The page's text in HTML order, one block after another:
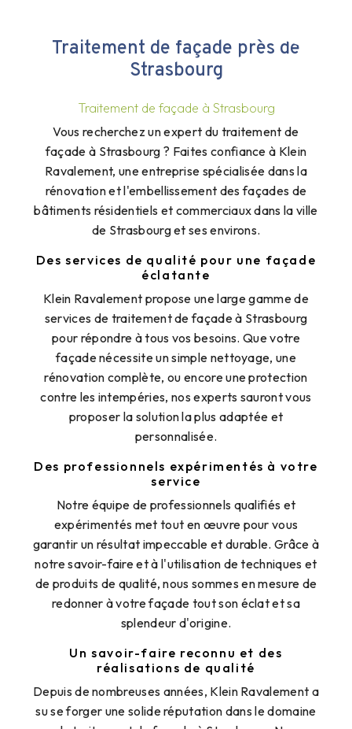
Traitement de façade près de
Strasbourg
Traitement de façade à Strasbourg
Vous recherchez un expert du traitement de
façade à Strasbourg ? Faites confiance à Klein
Ravalement, une entreprise spécialisée dans la
rénovation et l'embellissement des façades de
bâtiments résidentiels et commerciaux dans la ville
de Strasbourg et ses environs.
Des services de qualité pour une façade
éclatante
Klein Ravalement propose une large gamme de
services de traitement de façade à Strasbourg
pour répondre à tous vos besoins. Que votre
façade nécessite un simple nettoyage, une
rénovation complète, ou encore une protection
contre les intempéries, nos experts sauront vous
proposer la solution la plus adaptée et
personnalisée.
Des professionnels expérimentés à votre
service
Notre équipe de professionnels qualifiés et
expérimentés met tout en œuvre pour vous
garantir un résultat impeccable et durable. Grâce à
notre savoir-faire et à l'utilisation de techniques et
de produits de qualité, nous sommes en mesure de
redonner à votre façade tout son éclat et sa
splendeur d'origine.
Un savoir-faire reconnu et des
réalisations de qualité
Depuis de nombreuses années, Klein Ravalement a
su se forger une solide réputation dans le domaine